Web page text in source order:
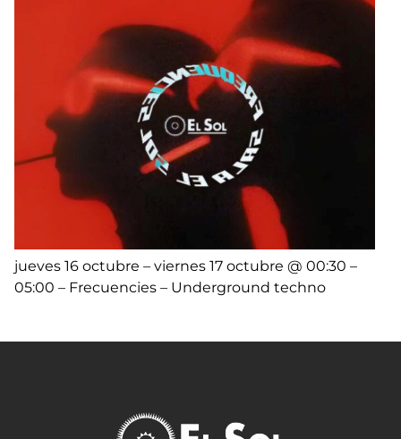
jueves 16 octubre – viernes 17 octubre @ 00:30 –
05:00 – Frecuencies – Underground techno